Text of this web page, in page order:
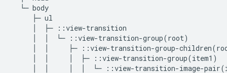
  └─ body
     ├─ ul
     │  ├─ ::view-transition
     │  │  └─ ::view-transition-group(root)
│  │     ├─ ::view-transition-group-
     │  │     │  ├─ ::view-transition-group(item1)
│  │     │  │  └─ ::view-transition-image-